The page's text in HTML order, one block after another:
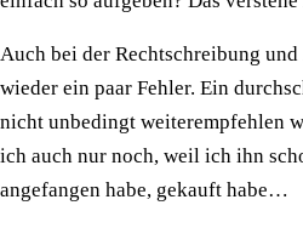
Auch bei der Rechtschreibung
wieder ein paar Fehler. Ein
nicht unbedingt weiterempfehlen
ich auch nur noch, weil ich ihn
angefangen habe, gekauft habe…